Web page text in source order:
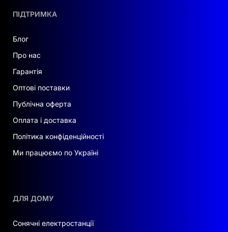
ПІДТРИМКА
Блог
Про нас
Гарантія
Оптові поставки
Публічна оферта
Оплата і доставка
Політика конфіденційності
Ми працюємо по Україні
ДЛЯ ДОМУ
Сонячні електростанції